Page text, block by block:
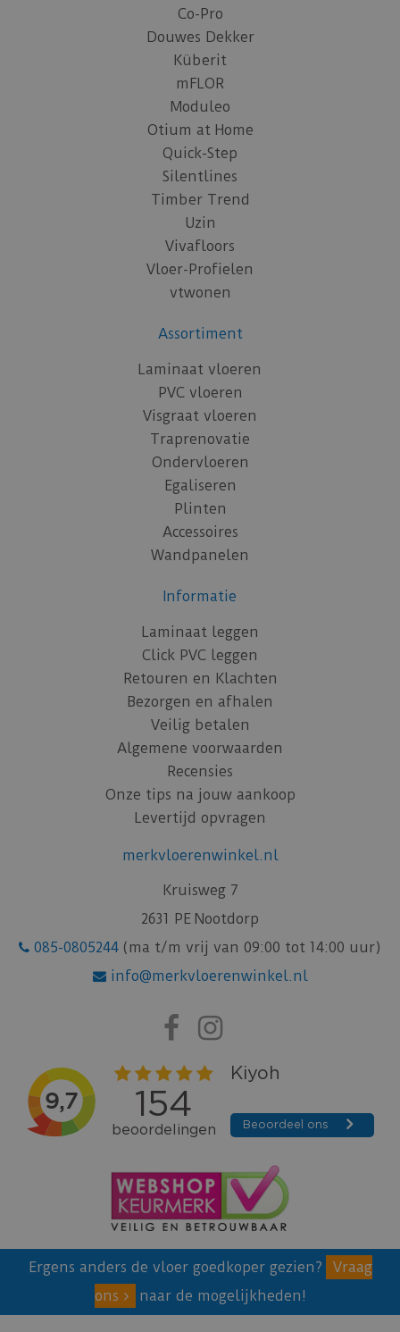
Co-Pro
Douwes Dekker
Küberit
mFLOR
Moduleo
Otium at Home
Quick-Step
Silentlines
Timber Trend
Uzin
Vivafloors
Vloer-Profielen
vtwonen
Assortiment
Laminaat vloeren
PVC vloeren
Visgraat vloeren
Traprenovatie
Ondervloeren
Egaliseren
Plinten
Accessoires
Wandpanelen
Informatie
Laminaat leggen
Click PVC leggen
Retouren en Klachten
Bezorgen en afhalen
Veilig betalen
Algemene voorwaarden
Recensies
Onze tips na jouw aankoop
Levertijd opvragen
merkvloerenwinkel.nl
Kruisweg 7
2631 PE Nootdorp
085-0805244 (ma t/m vrij van 09:00 tot 14:00 uur)
info@merkvloerenwinkel.nl
Ergens anders de vloer goedkoper gezien?
Vraag
ons
naar de mogelijkheden!